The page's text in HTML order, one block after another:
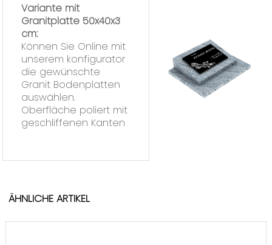
Variante mit
Granitplatte 50x40x3
cm:
Können Sie Online mit
unserem konfigurator
die gewünschte
Granit Bodenplatten
auswählen.
Oberfläche poliert mit
geschliffenen Kanten
ÄHNLICHE ARTIKEL